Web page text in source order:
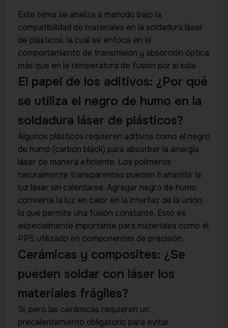
Este tema se analiza a menudo bajo la
compatibilidad de materiales en la soldadura láser
de plásticos, la cual se enfoca en el
comportamiento de transmisión y absorción óptica
más que en la temperatura de fusión por sí sola.
El papel de los aditivos: ¿Por qué
se utiliza el negro de humo en la
soldadura láser de plásticos?
Algunos plásticos requieren aditivos como el negro
de humo (carbon black) para absorber la energía
láser de manera eficiente. Los polímeros
naturalmente transparentes pueden transmitir la
luz láser sin calentarse. Agregar negro de humo
convierte la luz en calor en la interfaz de la unión,
lo que permite una fusión constante. Esto es
especialmente importante para materiales como el
PPS utilizado en componentes de precisión.
Cerámicas y composites: ¿Se
pueden soldar con láser los
materiales frágiles?
Sí, pero las cerámicas requieren un
precalentamiento obligatorio para evitar